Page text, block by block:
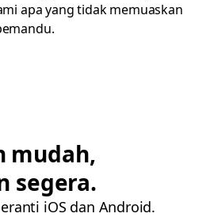
apa yang tidak memuaskan
mudah,
segera.
iOS dan Android.